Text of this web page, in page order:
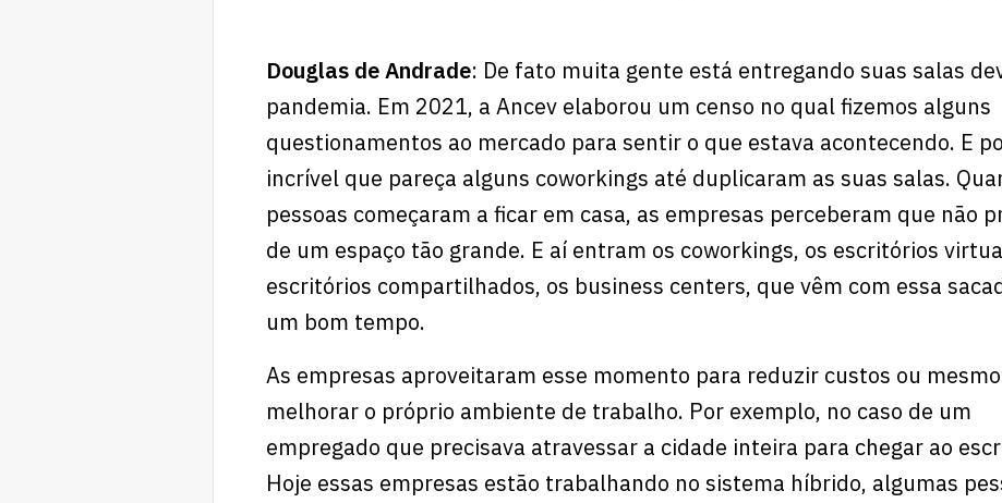
Douglas de Andrade: De fato muita gente está entregando suas salas
pandemia. Em 2021, a Ancev elaborou um censo no qual fizemos alguns
questionamentos ao mercado para sentir o que estava acontecendo. E
incrível que pareça alguns coworkings até duplicaram as suas salas.
pessoas começaram a ficar em casa, as empresas perceberam que não
de um espaço tão grande. E aí entram os coworkings, os escritórios
escritórios compartilhados, os business centers, que vêm com essa
um bom tempo.
As empresas aproveitaram esse momento para reduzir custos ou
melhorar o próprio ambiente de trabalho. Por exemplo, no caso de um
empregado que precisava atravessar a cidade inteira para chegar ao
Hoje essas empresas estão trabalhando no sistema híbrido, algumas